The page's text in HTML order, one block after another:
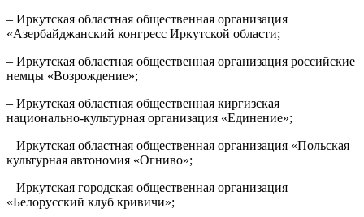
– Иркутская областная общественная организация
«Азербайджанский конгресс Иркутской области;
– Иркутская областная общественная организация российские
немцы «Возрождение»;
– Иркутская областная общественная киргизская
национально-культурная организация «Единение»;
– Иркутская областная общественная организация «Польская
культурная автономия «Огниво»;
– Иркутская городская общественная организация
«Белорусский клуб кривичи»;